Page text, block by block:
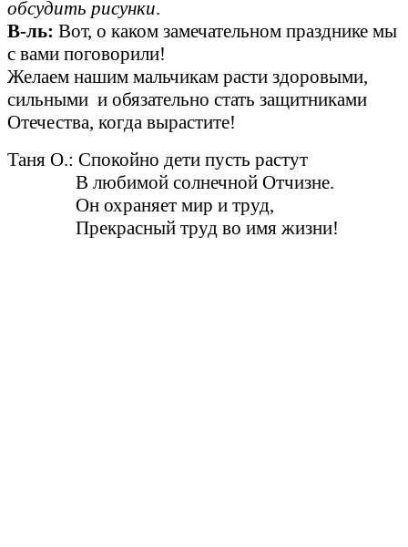
обсудить рисунки.
В-ль: Вот, о каком замечательном празднике мы
с вами поговорили!
Желаем нашим мальчикам расти здоровыми,
сильными и обязательно стать защитниками
Отечества, когда вырастите!
Таня О.: Спокойно дети пусть растут
В любимой солнечной Отчизне.
Он охраняет мир и труд,
Прекрасный труд во имя жизни!